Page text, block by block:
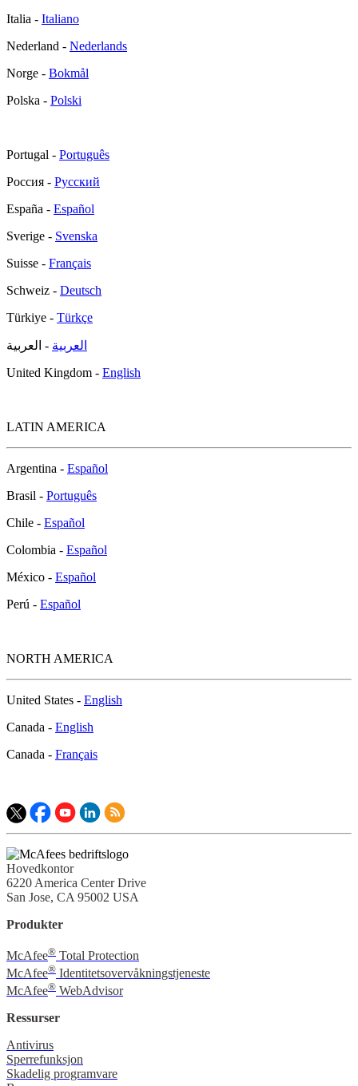
Italia - Italiano
Nederland - Nederlands
Norge - Bokmål
Polska - Polski
Portugal - Português
Россия - Русский
España - Español
Sverige - Svenska
Suisse - Français
Schweiz - Deutsch
Türkiye - Türkçe
العربية - العربية
United Kingdom - English
LATIN AMERICA
Argentina - Español
Brasil - Português
Chile - Español
Colombia - Español
México - Español
Perú - Español
NORTH AMERICA
United States - English
Canada - English
Canada - Français
Hovedkontor
6220 America Center Drive
San Jose, CA 95002 USA
Produkter
McAfee® Total Protection
McAfee® Identitetsovervåkningstjeneste
McAfee® WebAdvisor
Ressurser
Antivirus
Sperrefunksjon
Skadelig programvare